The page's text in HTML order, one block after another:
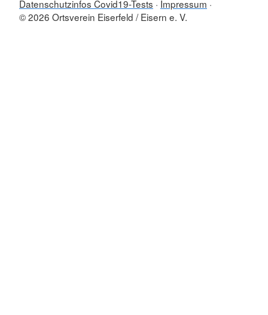
Datenschutzinfos Covid19-Tests
Impressum
© 2026 Ortsverein Eiserfeld / Eisern e. V.